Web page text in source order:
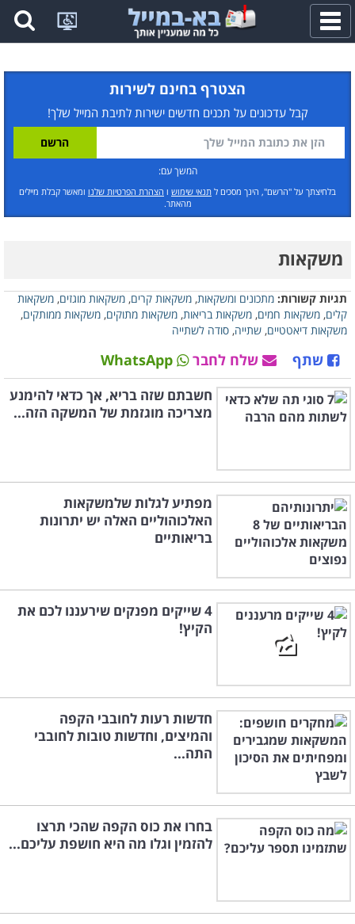
פתח
תפריט
הצטרף בחינם לשירות
קבל עדכונים על תכנים חדשים ישירות לתיבת המייל שלך!
המשך עם:
בלחיצתך על "הרשם", הינך מסכים ל תנאי שימוש ו הצהרת הפרטיות שלנו ומאשר קבלת מיילים
מהאתר.
משקאות
תגיות קשורות: מתכונים ומשקאות, משקאות קרים, משקאות מוגזים, משקאות
קלים, משקאות חמים, משקאות בריאות, משקאות מתוקים, משקאות ממותקים,
משקאות דיאטטיים, שתייה, סודה לשתייה
שתף שלח לחבר WhatsApp
חשבתם שזה בריא, אך כדאי להימנע
מצריכה מוגזמת של המשקה הזה...
מפתיע לגלות שלמשקאות
האלכוהוליים האלה יש יתרונות
בריאותיים
4 שייקים מפנקים שירעננו לכם את
הקיץ!
חדשות רעות לחובבי הקפה
והמיצים, וחדשות טובות לחובבי
התה...
בחרו את כוס הקפה שהכי תרצו
להזמין וגלו מה היא חושפת עליכם...